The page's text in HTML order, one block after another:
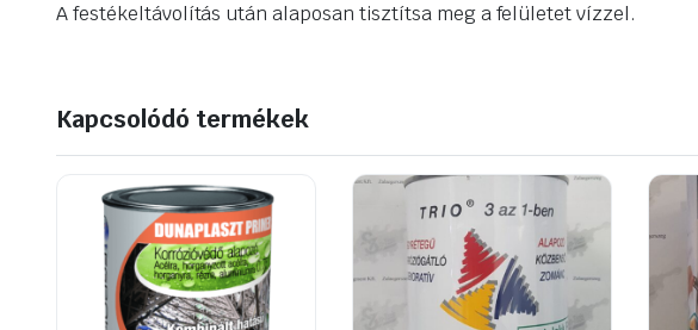
A festékeltávolítás után alaposan tisztítsa meg a felületet vízzel.
Kapcsolódó termékek